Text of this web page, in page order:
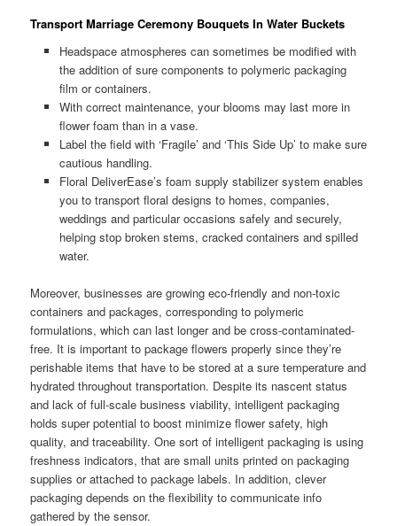
Transport Marriage Ceremony Bouquets In Water Buckets
Headspace atmospheres can sometimes be modified with
the addition of sure components to polymeric packaging
film or containers.
With correct maintenance, your blooms may last more in
flower foam than in a vase.
Label the field with ‘Fragile’ and ‘This Side Up’ to make sure
cautious handling.
Floral DeliverEase’s foam supply stabilizer system enables
you to transport floral designs to homes, companies,
weddings and particular occasions safely and securely,
helping stop broken stems, cracked containers and spilled
water.
Moreover, businesses are growing eco-friendly and non-toxic
containers and packages, corresponding to polymeric
formulations, which can last longer and be cross-contaminated-
free. It is important to package flowers properly since they’re
perishable items that have to be stored at a sure temperature and
hydrated throughout transportation. Despite its nascent status
and lack of full-scale business viability, intelligent packaging
holds super potential to boost minimize flower safety, high
quality, and traceability. One sort of intelligent packaging is using
freshness indicators, that are small units printed on packaging
supplies or attached to package labels. In addition, clever
packaging depends on the flexibility to communicate info
gathered by the sensor.